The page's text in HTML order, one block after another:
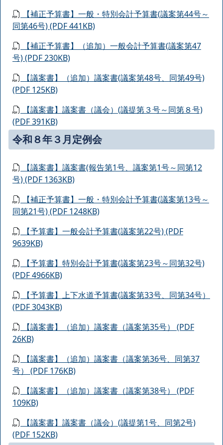
【補正予算書】一般・特別会計予算書(議案第44号～
同第46号) (PDF 441KB)
【補正予算書】（追加）一般会計予算書(議案第47
号) (PDF 230KB)
【議案書】（追加）議案書(議案第48号、同第49号)
(PDF 125KB)
【議案書】議案書（議会）(議提第３号～同第８号)
(PDF 391KB)
令和８年３月定例会
【議案書】議案書(報告第1号、議案第1号～同第12
号) (PDF 1363KB)
【補正予算書】一般・特別会計予算書(議案第13号～
同第21号) (PDF 1248KB)
【予算書】一般会計予算書(議案第22号) (PDF
9639KB)
【予算書】特別会計予算書(議案第23号～同第32号)
(PDF 4966KB)
【予算書】上下水道予算書(議案第33号、同第34号）
(PDF 3043KB)
【議案書】（追加）議案書（議案第35号） (PDF
26KB)
【議案書】（追加）議案書（議案第36号、同第37
号） (PDF 176KB)
【議案書】（追加）議案書（議案第38号） (PDF
109KB)
【議案書】議案書（議会）(議提第1号、同第2号)
(PDF 152KB)